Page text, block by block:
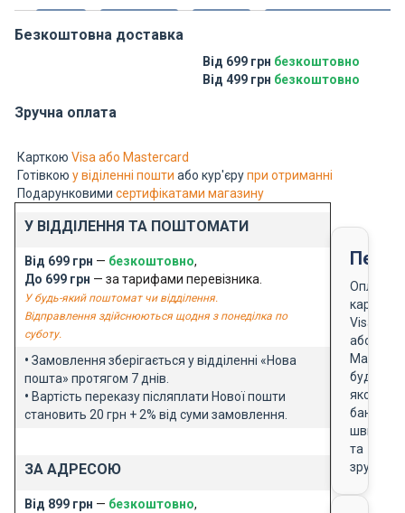
Безкоштовна доставка
Від 699 грн безкоштовно
Від 499 грн безкоштовно
Зручна оплата
Карткою Visa або Mastercard
Готівкою у віділенні пошти або кур'єрупри отриманні
Подарунковими сертифікатами магазину
У ВІДДІЛЕННЯ ТА ПОШТОМАТИ
Від 699 грн — безкоштовно,
До 699 грн — за тарифами перевізника.
У будь-який поштомат чи відділення.
Відправлення здійснюються щодня з понеділка по
суботу.
• Замовлення зберігається у відділенні «Нова
пошта» протягом 7 днів.
• Вартість переказу післяплати Нової пошти
становить 20 грн + 2% від суми замовлення.
ЗА АДРЕСОЮ
Від 899 грн — безкоштовно,
Оплата
карткою
Visa
або
будь-
якого
банку
швидко
та
зручно